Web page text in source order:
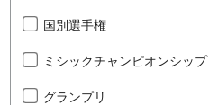
国別選手権
ミシックチャンピオンシップ
グランプリ